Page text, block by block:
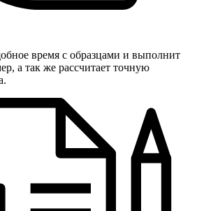
время с образцами и выполнит
а так же рассчитает точную